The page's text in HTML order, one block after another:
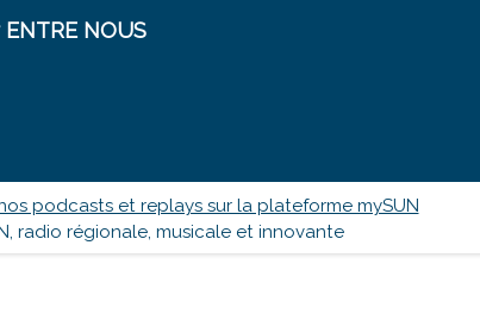
NOUS
podcasts et replays sur la plateforme mySUN
radio régionale, musicale et innovante